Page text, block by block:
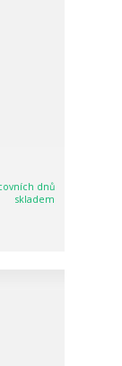
dnů
skladem